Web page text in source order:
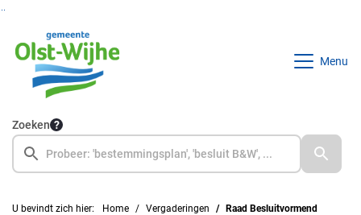
Menu
Zoeken
U bevindt zich hier: Home Vergaderingen Raad Besluitvormend